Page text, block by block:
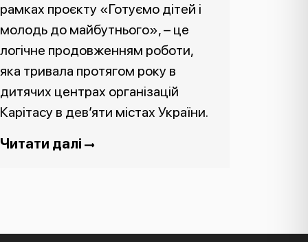
рамках проєкту «Готуємо дітей і
молодь до майбутнього», – це
логічне продовженням роботи,
яка тривала протягом року в
дитячих центрах організацій
Карітасу в дев’яти містах України.
Читати далі